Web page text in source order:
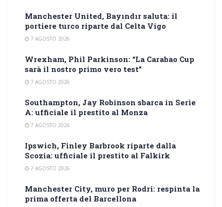
Manchester United, Bayındır saluta: il
portiere turco riparte dal Celta Vigo
7 AGOSTO 2026
Wrexham, Phil Parkinson: “La Carabao Cup
sarà il nostro primo vero test”
7 AGOSTO 2026
Southampton, Jay Robinson sbarca in Serie
A: ufficiale il prestito al Monza
7 AGOSTO 2026
Ipswich, Finley Barbrook riparte dalla
Scozia: ufficiale il prestito al Falkirk
7 AGOSTO 2026
Manchester City, muro per Rodri: respinta la
prima offerta del Barcellona